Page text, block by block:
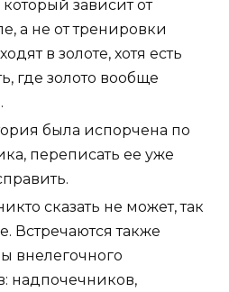
зависит от
а не от тренировки
в золоте, хотя есть
где золото вообще
была испорчена по
переписать ее уже
сказать не может, так
Встречаются также
внелегочного
надпочечников,